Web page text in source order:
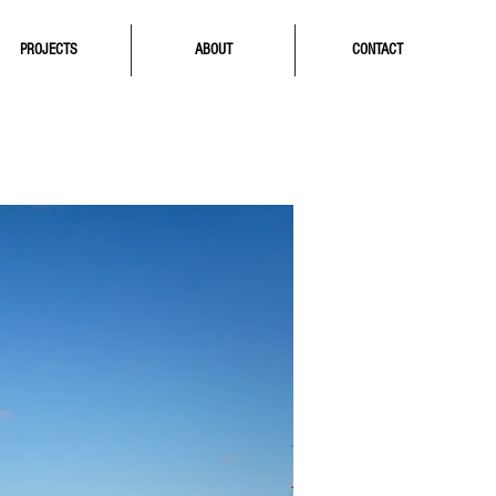
PROJECTS ABOUT CONTACT